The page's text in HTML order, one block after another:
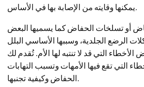
أو تسلخات الحفاض كما يسميها البعض
الرضع الجلدية، وسببها الأساسي البلل
التي قد لا تنتبه لها الأم. تُقدم لك
التي تقع فيها الأمهات وتسبب التهابات